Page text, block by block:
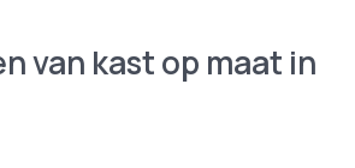
van kast op maat in